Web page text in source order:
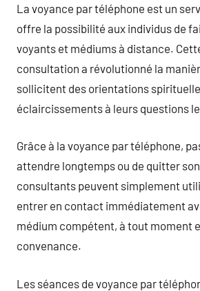
La voyance par téléphone est un
offre la possibilité aux individus de
voyants et médiums à distance.
consultation a révolutionné la
sollicitent des orientations
éclaircissements à leurs questions
Grâce à la voyance par téléphone,
attendre longtemps ou de quitter
consultants peuvent simplement
entrer en contact immédiatement
médium compétent, à tout moment
convenance.
Les séances de voyance par